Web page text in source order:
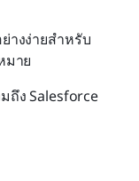
างง่ายสำหรับ
มาย
ถึง Salesforce